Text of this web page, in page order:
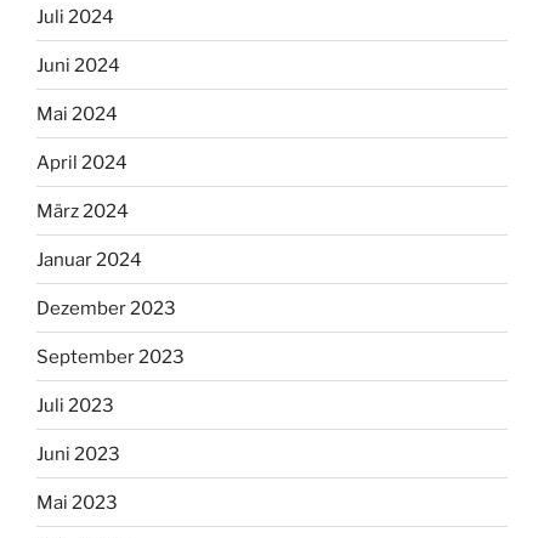
Juli 2024
Juni 2024
Mai 2024
April 2024
März 2024
Januar 2024
Dezember 2023
September 2023
Juli 2023
Juni 2023
Mai 2023